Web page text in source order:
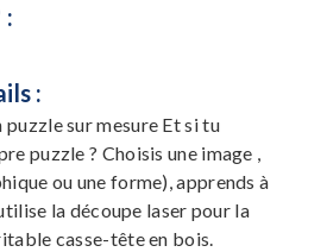
:
:
sur mesure Et si tu
puzzle ? Choisis une image ,
ou une forme), apprends à
la découpe laser pour la
casse-tête en bois.